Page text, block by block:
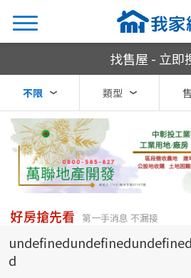
熱門關鍵字
不限
我家網房屋買賣
找售屋 - 立即
不限 類型
好房搶先看 第一手消息 不漏接
d